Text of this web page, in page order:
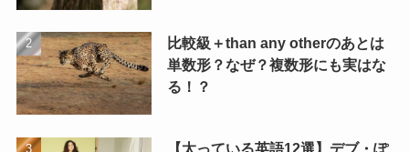
比較級＋than any otherのあとは
単数形？なぜ？複数形にも実はな
る！？
【太っている英語12選】デブ・ぽ